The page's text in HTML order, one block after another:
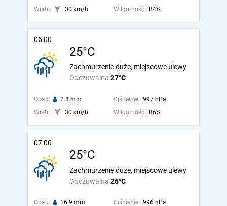
Wiatr:
30 km/h Wilgotność: 84%
06:00
25°C
Odczuwalna 27°C
Zachmurzenie duże, miejscowe ulewy
Opad: 2.8 mm Ciśnienie: 997 hPa
Wiatr:
30 km/h Wilgotność: 86%
07:00
25°C
Odczuwalna 26°C
Zachmurzenie duże, miejscowe ulewy
Opad: 16.9 mm Ciśnienie: 996 hPa